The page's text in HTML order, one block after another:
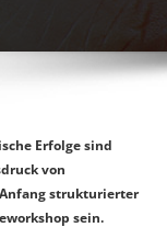
Erfolge sind
von
strukturierter
sein.